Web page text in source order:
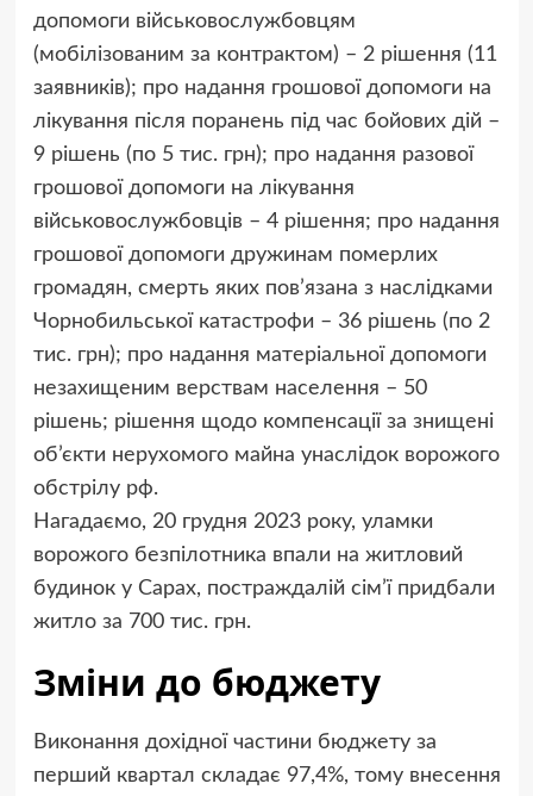
допомоги військовослужбовцям
(мобілізованим за контрактом) – 2 рішення (11
заявників); про надання грошової допомоги на
лікування після поранень під час бойових дій –
9 рішень (по 5 тис. грн); про надання разової
грошової допомоги на лікування
військовослужбовців – 4 рішення; про надання
грошової допомоги дружинам померлих
громадян, смерть яких пов’язана з наслідками
Чорнобильської катастрофи – 36 рішень (по 2
тис. грн); про надання матеріальної допомоги
незахищеним верствам населення – 50
рішень; рішення щодо компенсації за знищені
об’єкти нерухомого майна унаслідок ворожого
обстрілу рф.
Нагадаємо, 20 грудня 2023 року, уламки
ворожого безпілотника впали на житловий
будинок у Сарах, постраждалій сім’ї придбали
житло за 700 тис. грн.
Зміни до бюджету
Виконання дохідної частини бюджету за
перший квартал складає 97,4%, тому внесення